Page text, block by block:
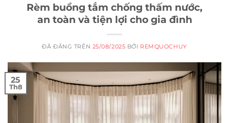
Rèm buồng tắm chống thấm nước,
an toàn và tiện lợi cho gia đình
ĐÃ ĐĂNG TRÊN 25/08/2025 BỞI REMQUOCHUY
25
Th8